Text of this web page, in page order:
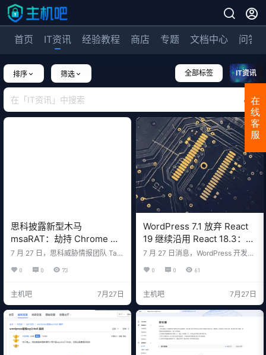
首页 IT资讯 经验教程 商店 专题 文档中心 问答
排序 筛选 全部标签 IT资讯
思科披露新型木马
msaRAT：劫持 Chrome 浏
览器，用 WebRTC 隐藏 C2
7 月 27 日，思科威胁情报团队 Talo
远程访问木马。与传统木马不同，
隧道——它直接劫持你电脑上的 Chr
能力来和黑客通信。 Talos 把这种
技术命名为"Living off the Browse
r"（寄生于浏览器），和以前那种"L
iving off t…
0 0 73
主机吧 7月27日
WordPress 7.1 放弃 React
19 继续沿用 React 18.3：插
件兼容性问题深度解析
7 月 27 日消息，WordPress 开发团
ct 19 将不会纳入 WordPress 7.1 版
3。 对于数百万 WordPress 站长和
崩站"的噩梦被及时踩了刹车——但
也暴露了 WordPress 生态长期存在
的一个技术债务。 一、发生了什么
WordPress …
0 0 61
主机吧 7月27日
在
线
客
服